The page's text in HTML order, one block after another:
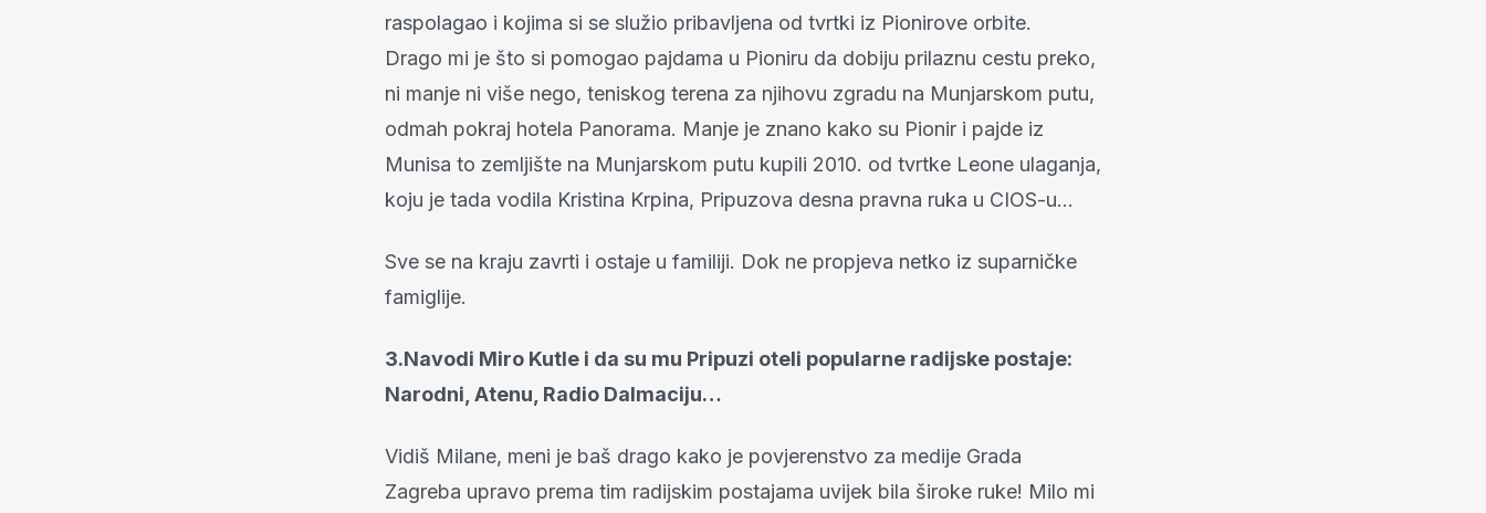
raspolagao i kojima si se služio pribavljena od tvrtki iz Pionirove orbite.
Drago mi je što si pomogao pajdama u Pioniru da dobiju prilaznu cestu preko,
ni manje ni više nego, teniskog terena za njihovu zgradu na Munjarskom putu,
odmah pokraj hotela Panorama. Manje je znano kako su Pionir i pajde iz
Munisa to zemljište na Munjarskom putu kupili 2010. od tvrtke Leone ulaganja,
koju je tada vodila Kristina Krpina, Pripuzova desna pravna ruka u CIOS-u…
Sve se na kraju zavrti i ostaje u familiji. Dok ne propjeva netko iz suparničke
famiglije.
3.Navodi Miro Kutle i da su mu Pripuzi oteli popularne radijske postaje:
Narodni, Atenu, Radio Dalmaciju…
Vidiš Milane, meni je baš drago kako je povjerenstvo za medije Grada
Zagreba upravo prema tim radijskim postajama uvijek bila široke ruke! Milo mi